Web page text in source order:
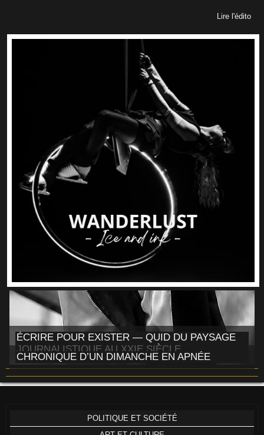
Lire l'édito
ÉCRIRE POUR EXISTER — QUID DU PAYSAGE
JOURNALISTIQUE AU XXIE SIÈCLE
CHRONIQUE D’UN DIMANCHE EN APNÉE
POLITIQUE ET SOCIÉTÉ